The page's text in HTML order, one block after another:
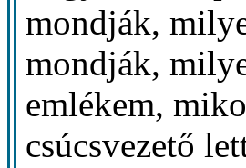
mondják,
mondják,
emlékem,
csúcsvezető